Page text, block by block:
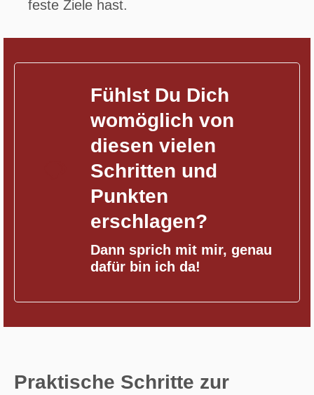
feste Ziele hast.
Fühlst Du Dich
womöglich von
diesen vielen
Schritten und
Punkten
erschlagen?
Dann sprich mit mir, genau
dafür bin ich da!
Praktische Schritte zur